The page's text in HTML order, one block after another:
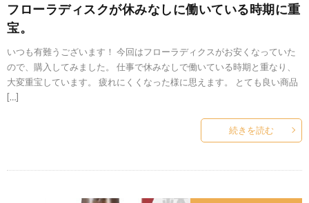
フローラディスクが休みなしに働いている時期に重
宝。
いつも有難うございます！ 今回はフローラディクスがお安くなっていた
ので、購入してみました。 仕事で休みなしで働いている時期と重なり、
大変重宝しています。 疲れにくくなった様に思えます。 とても良い商品
[…]
続きを読む